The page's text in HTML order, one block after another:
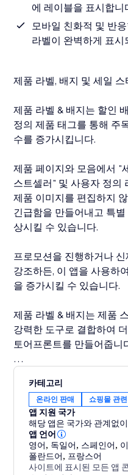
에 레이블을 표시합니
모바일 친화적 및 반
라벨이 완벽하게 표시
제품 라벨, 배지 및 세일
제품 라벨 & 배지는 할인
정의 제품 태그를 통해 주
수를 증가시킵니다.
제품 페이지와 모음에서 "
스트셀러" 및 사용자 정의
제품 이미지를 편집하지
긴급함을 만들어내고 특
상시킬 수 있습니다.
프로모션을 진행하거나
강조하든, 이 앱을 사용하
을 증가시킬 수 있습니다.
제품 라벨 & 배지는 제품
강력한 도구로 결합하여
토어프론트를 만들어줍니
여 더 많은 방문자를 구매
카테고리
온라인 판매 쇼핑몰 관
앱 지원 국가
해당 앱은 국가와 관계없
앱 언어
영어, 독일어, 스페인어,
폴란드어, 프랑스어
사이트에 표시된 모든 앱